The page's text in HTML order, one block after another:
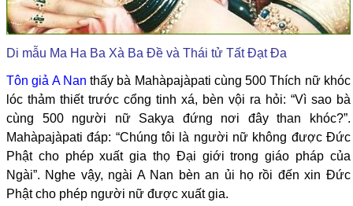
Di mẫu Ma Ha Ba Xà Ba Đề và Thái tử Tất Đạt Đa
Tôn giả A Nan thấy bà Mahàpajàpati cùng 500 Thích nữ khóc
lóc thảm thiết trước cổng tinh xá, bèn vội ra hỏi: “Vì sao bà
cùng 500 người nữ Sakya đứng nơi đây than khóc?”.
Mahàpajàpati đáp: “Chúng tôi là người nữ không được Đức
Phật cho phép xuất gia thọ Đại giới trong giáo pháp của
Ngài”. Nghe vậy, ngài A Nan bèn an ủi họ rồi đến xin Đức
Phật cho phép người nữ được xuất gia.